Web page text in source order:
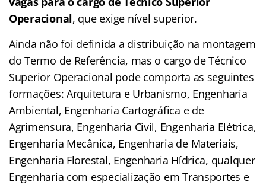
Operacional, que exige nível superior.
Ainda não foi definida a distribuição na montagem
do Termo de Referência, mas o cargo de Técnico
Superior Operacional pode comporta as seguintes
formações: Arquitetura e Urbanismo, Engenharia
Ambiental, Engenharia Cartográfica e de
Agrimensura, Engenharia Civil, Engenharia Elétrica,
Engenharia Mecânica, Engenharia de Materiais,
Engenharia Florestal, Engenharia Hídrica, qualquer
Engenharia com especialização em Transportes e